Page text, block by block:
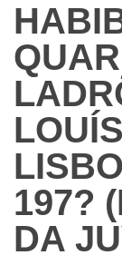
197?
DA